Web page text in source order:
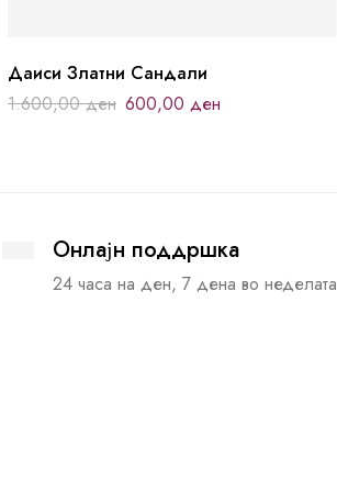
Даиси Златни Сандали
1.600,00ден 600,00 ден
Онлајн поддршка
24 часа на ден, 7 дена во неделата